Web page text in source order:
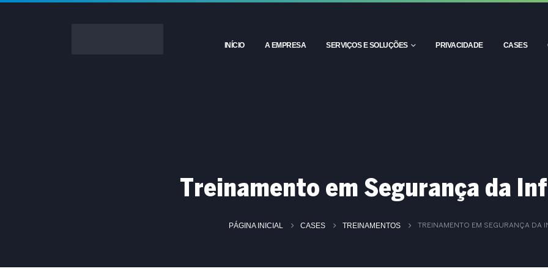
INÍCIO A EMPRESA SERVIÇOS E SOLUÇÕES PRIVACIDADE CASES
Treinamento em Segurança da
PÁGINA INICIAL CASES TREINAMENTOS TREINAMENTO EM SEGURANÇA DA